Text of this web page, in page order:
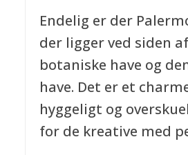
Endelig er der
der ligger ved siden
botaniske have og
have. Det er et
hyggeligt og
for de kreative med